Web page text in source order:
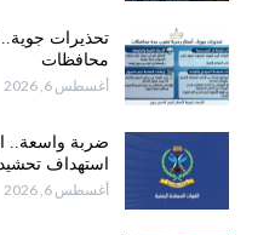
تحذيرات
محافظات
أغسطس 6, 2026
ضربة واسعة..
استهداف
أغسطس 6, 2026